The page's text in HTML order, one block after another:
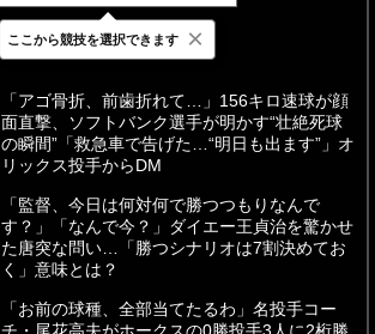
最新 24時間 週間
「アゴ骨折、前歯折れて…」156キロ速球が顔
面直撃、ソフトバンク選手が明かす“壮絶死球
の瞬間”「救急車で告げた…“明日も出ます”」オ
リックス投手からDM
「監督、今日は何対何で勝つつもりなんで
す？」「なんで今？」ダイエー王貞治を驚かせ
た唐突な問い…「勝つシナリオは7割決めてお
く」意味とは？
「お前の球種、全部当てたるわ」名投手コー
ここから競技を選択できます ×